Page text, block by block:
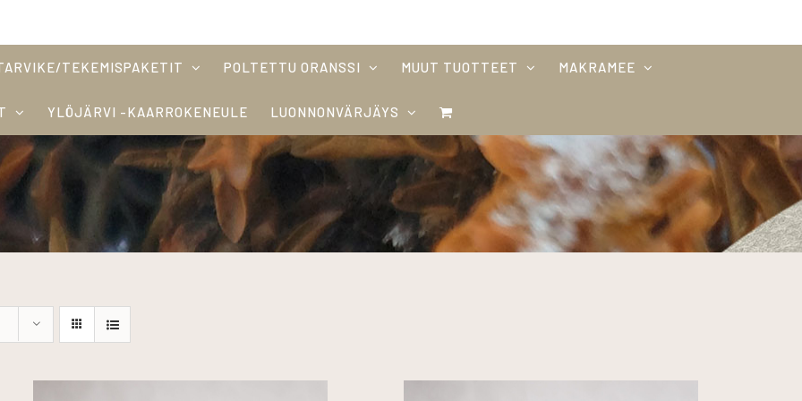
TEKEMISPAKETIT POLTETTU ORANSSI MUUT TUOTTEET MAKRAMEE
YLÖJÄRVI -KAARROKENEULE LUONNONVÄRJÄYS